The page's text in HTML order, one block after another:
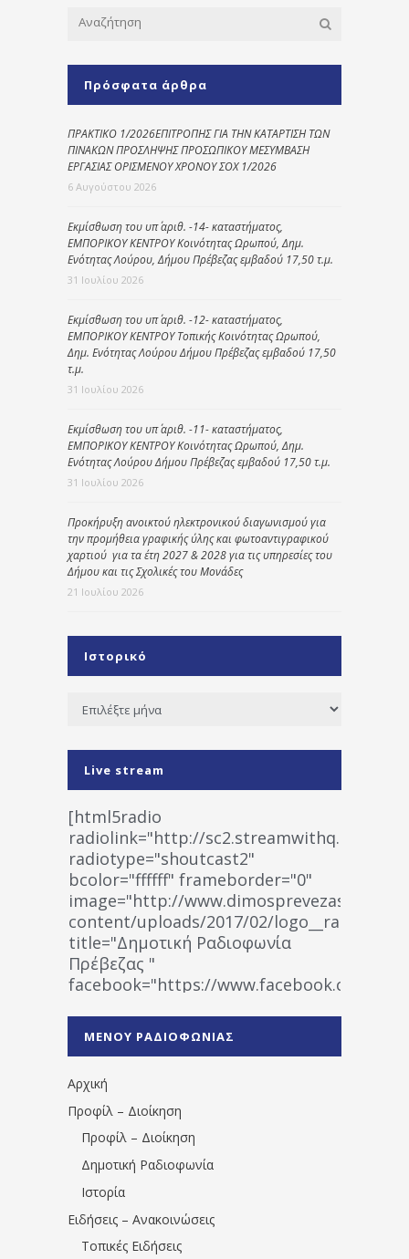
Πρόσφατα άρθρα
ΠΡΑΚΤΙΚΟ 1/2026ΕΠΙΤΡΟΠΗΣ ΓΙΑ ΤΗΝ ΚΑΤΑΡΤΙΣΗ ΤΩΝ
ΠΙΝΑΚΩΝ ΠΡΟΣΛΗΨΗΣ ΠΡΟΣΩΠΙΚΟΥ ΜΕΣΥΜΒΑΣΗ
ΕΡΓΑΣΙΑΣ ΟΡΙΣΜΕΝΟΥ ΧΡΟΝΟΥ ΣΟΧ 1/2026
6 Αυγούστου 2026
Εκμίσθωση του υπ΄ αριθ. -14- καταστήματος,
ΕΜΠΟΡΙΚΟΥ ΚΕΝΤΡΟΥ Κοινότητας Ωρωπού, Δημ.
Ενότητας Λούρου, Δήμου Πρέβεζας εμβαδού 17,50 τ.μ.
31 Ιουλίου 2026
Εκμίσθωση του υπ΄ αριθ. -12- καταστήματος,
ΕΜΠΟΡΙΚΟΥ ΚΕΝΤΡΟΥ Τοπικής Κοινότητας Ωρωπού,
Δημ. Ενότητας Λούρου Δήμου Πρέβεζας εμβαδού 17,50
τ.μ.
31 Ιουλίου 2026
Εκμίσθωση του υπ΄ αριθ. -11- καταστήματος,
ΕΜΠΟΡΙΚΟΥ ΚΕΝΤΡΟΥ Κοινότητας Ωρωπού, Δημ.
Ενότητας Λούρου Δήμου Πρέβεζας εμβαδού 17,50 τ.μ.
31 Ιουλίου 2026
Προκήρυξη ανοικτού ηλεκτρονικού διαγωνισμού για
την προμήθεια γραφικής ύλης και φωτοαντιγραφικού
χαρτιού για τα έτη 2027 & 2028 για τις υπηρεσίες του
Δήμου και τις Σχολικές του Μονάδες
21 Ιουλίου 2026
Ιστορικό
Ιστορικό
Live stream
[html5radio
radiolink="http://
radiotype="shoutcast2"
bcolor="ffffff" frameborder="0"
image="http://www.dimosprevezas.gr/wp-
content/uploads/2017/02/
title="Δημοτική Ραδιοφωνία
Πρέβεζας "
facebook="https://www.facebook.com/
1531194763766854/" artist="" ]
ΜΕΝΟΥ ΡΑΔΙΟΦΩΝΙΑΣ
Αρχική
Προφίλ – Διοίκηση
Προφίλ – Διοίκηση
Δημοτική Ραδιοφωνία
Ιστορία
Ειδήσεις – Ανακοινώσεις
Τοπικές Ειδήσεις